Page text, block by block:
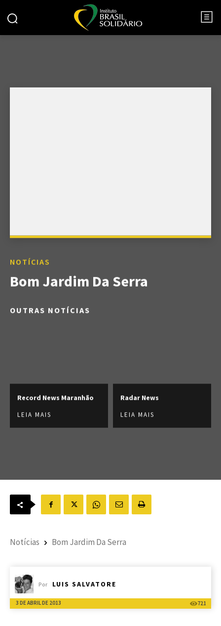
NOTÍCIAS
Bom Jardim Da Serra
OUTRAS NOTÍCIAS
Record News Maranhão
LEIA MAIS
Radar News
LEIA MAIS
Notícias Bom Jardim Da Serra
Por LUIS SALVATORE
3 DE ABRIL DE 2013 721